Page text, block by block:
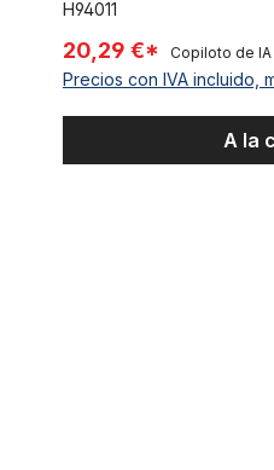
H94011
20,29 €* Copiloto de IA
Precios con IVA incluido,
A la